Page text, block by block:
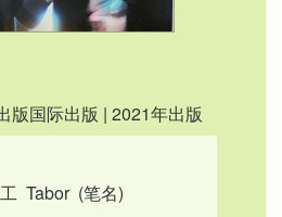
版国际出版 | 2021年出版
Tabor (笔名)